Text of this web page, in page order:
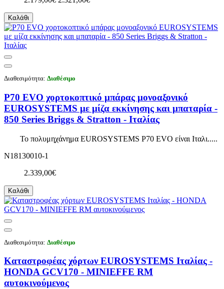
Καλάθι
Διαθεσιμότητα: Διαθέσιμο
P70 EVO χορτοκοπτικό μπάρας μονοαξονικό
EUROSYSTEMS με μίζα εκκίνησης και μπαταρία -
850 Series Briggs & Stratton - Ιταλίας
Το πολυμηχάνημα EUROSYSTEMS P70 EVO είναι Ιταλι.....
N18130010-1
2.339,00€
Καλάθι
Διαθεσιμότητα: Διαθέσιμο
Καταστροφέας χόρτων EUROSYSTEMS Ιταλίας -
HONDA GCV170 - MINIEFFE RM
αυτοκινούμενος